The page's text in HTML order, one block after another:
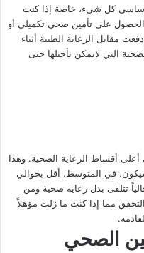
كل شيء، خاصة إذا كنت
الحصول على تأمين صحي تكميلي أو
مقابل الرعاية الطبية أثناء
التي لايمكن تأجيلها حتى
أعلى أقساط الرعاية الصحية. وهذا
أن بدل الرعاية الصحية في عام 2024 سيكون، في المتوسط، أقل بحوالي
عام 2023. إذا كنت حالياً تتلقى بدل رعاية صحية ومن
دخلك في عام 2024، يُفضل التحقق مما إذا كنت ما زلت مؤهلاً
الصحي